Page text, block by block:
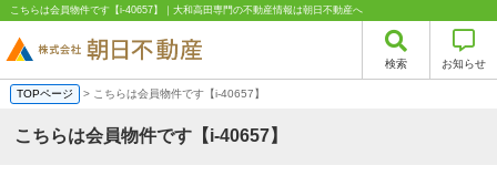
こちらは会員物件です【i-40657】｜大和高田専門の不動産情報は朝日不動産へ
検索 お知らせ
TOPページ > こちらは会員物件です【i-40657】
こちらは会員物件です【i-40657】